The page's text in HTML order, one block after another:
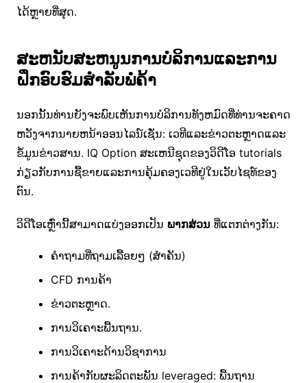
ໄດ້ຫຼາຍທີ່ສຸດ.
ສະຫນັບສະຫນູນການບໍລິການແລະການ
ຝຶກອົບຮົມສໍາລັບພໍ່ຄ້າ
ນອກນັ້ນທ່ານຍັງຈະພົບເຫັນການບໍລິການທັງຫມົດທີ່ທ່ານຈະຄາດ
ຫວັງຈາກນາຍຫນ້າອອນໄລນ໌ເຊັ່ນ: ເວທີແລະຂ່າວຕະຫຼາດແລະ
ຂໍ້ມູນຂ່າວສານ. IQ Option ສະເຫນີຊຸດຂອງວິດີໂອ tutorials
ກ່ຽວກັບການຊື້ຂາຍແລະການຄຸ້ມຄອງເວທີຢູ່ໃນເວັບໄຊທ໌ຂອງ
ຕົນ.
ວິ​ດີ​ໂອ​ເຫຼົ່າ​ນີ້​ສາ​ມາດ​ແບ່ງ​ອອກ​ເປັນ ​ພາກ​ສ່ວນ​ທີ່​ແຕກ​ຕ່າງ​ກັນ​:
ຄຳຖາມທີ່ຖາມເລື້ອຍໆ (ສຳຄັນ)
CFD ການຄ້າ
ຂ່າວຕະຫຼາດ.
ການວິເຄາະພື້ນຖານ.
ການວິເຄາະດ້ານວິຊາການ
ການຄ້າກັບຜະລິດຕະພັນ leveraged: ພື້ນຖານ